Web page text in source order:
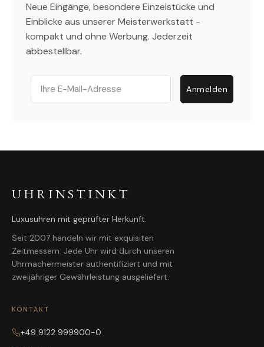
Neue Eingänge, besondere Einzelstücke und
Einblicke aus unserer Meisterwerkstatt -
kompakt und ohne Werbung. Jederzeit
abbestellbar.
Email
Anmelden
UHRINSTINKT
Luxusuhren mit geprüfter Herkunft.
Seit 2007 handeln wir mit exquisiten
Zeitmessern. Jede Uhr wird durch unseren
Uhrmachermeister authentifiziert und mit
zweijähriger Gewährleistung ausgeliefert.
KONTAKT
+49 9122 999900-0